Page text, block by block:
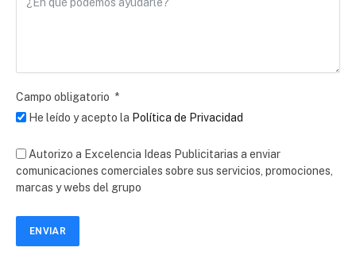
Campo obligatorio
He leído y acepto la Política de Privacidad
Autorizo a Excelencia Ideas Publicitarias a enviar
comunicaciones comerciales sobre sus servicios, promociones,
marcas y webs del grupo
ENVIAR